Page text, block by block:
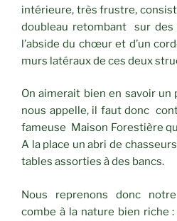
intérieure, très frustre,
doubleau retombant sur des
l’abside du chœur et d’un
murs latéraux de ces deux
On aimerait bien en savoir
nous appelle, il faut donc
fameuse Maison Forestière
A la place un abri de
tables assorties à des bancs.
Nous reprenons donc
combe à la nature bien riche